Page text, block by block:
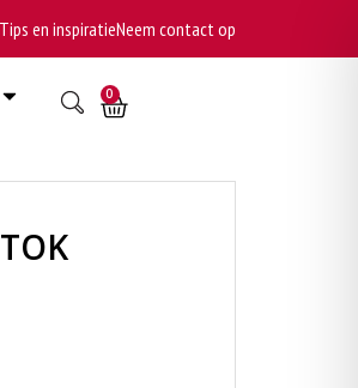
Tips en inspiratieNeem contact op
0